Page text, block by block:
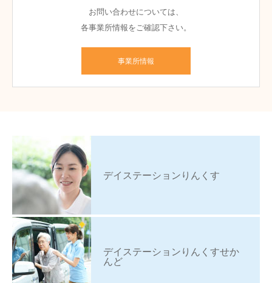
お問い合わせについては、
各事業所情報をご確認下さい。
事業所情報
デイステーションりんくす
デイステーションりんくすせか
んど